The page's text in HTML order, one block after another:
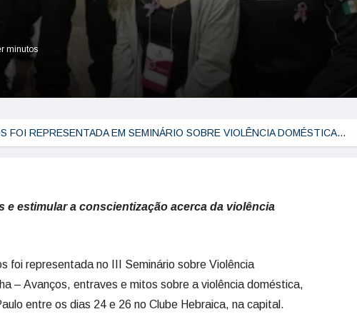
minutos
FOI REPRESENTADA EM SEMINÁRIO SOBRE VIOLÊNCIA DOMÉSTICA…
e estimular a conscientização acerca da violência
foi representada no III Seminário sobre Violência
– Avanços, entraves e mitos sobre a violência doméstica,
entre os dias 24 e 26 no Clube Hebraica, na capital.